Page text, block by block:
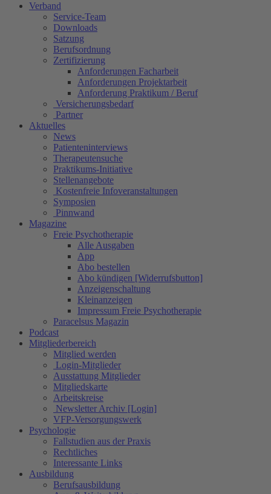
Verband
Service-Team
Downloads
Satzung
Berufsordnung
Zertifizierung
Anforderungen Facharbeit
Anforderungen Projektarbeit
Anforderung Praktikum / Beruf
Versicherungsbedarf
Partner
Aktuelles
News
Patienteninterviews
Therapeutensuche
Praktikums-Initiative
Stellenangebote
Kostenfreie Infoveranstaltungen
Symposien
Pinnwand
Magazine
Freie Psychotherapie
Alle Ausgaben
App
Abo bestellen
Abo kündigen [Widerrufsbutton]
Anzeigenschaltung
Kleinanzeigen
Impressum Freie Psychotherapie
Paracelsus Magazin
Podcast
Mitgliederbereich
Mitglied werden
Login-Mitglieder
Ausstattung Mitglieder
Mitgliedskarte
Arbeitskreise
Newsletter Archiv [Login]
VFP-Versorgungswerk
Psychologie
Fallstudien aus der Praxis
Rechtliches
Interessante Links
Ausbildung
Berufsausbildung